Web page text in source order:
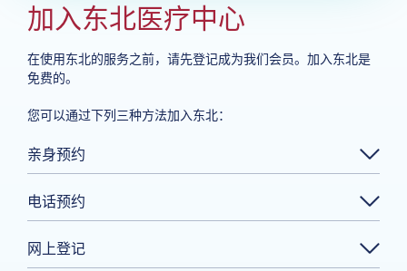
加入东北医疗中心
在使用东北的服务之前，请先登记成为我们会员。加入东北是
免费的。
您可以通过下列三种方法加入东北：
亲身预约
电话预约
网上登记